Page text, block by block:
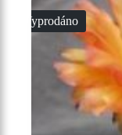
Vyprodáno